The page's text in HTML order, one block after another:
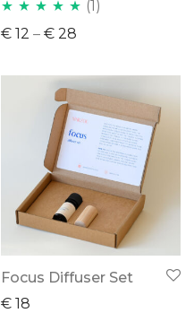
Waardering
(1)
€ 12 – € 28
Focus Diffuser Set
€ 18